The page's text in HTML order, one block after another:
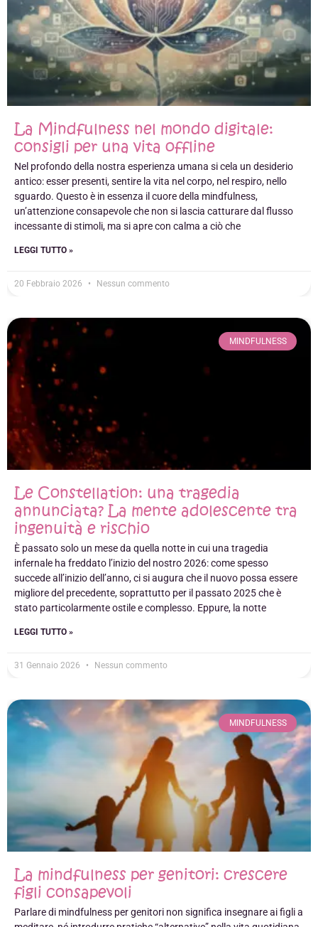
La Mindfulness nel mondo digitale:
consigli per una vita offline
Nel profondo della nostra esperienza umana si cela un desiderio
antico: esser presenti, sentire la vita nel corpo, nel respiro, nello
sguardo. Questo è in essenza il cuore della mindfulness,
un’attenzione consapevole che non si lascia catturare dal flusso
incessante di stimoli, ma si apre con calma a ciò che
LEGGI TUTTO »
20 Febbraio 2026 Nessun commento
MINDFULNESS
Le Constellation: una tragedia
annunciata? La mente adolescente tra
ingenuità e rischio
È passato solo un mese da quella notte in cui una tragedia
infernale ha freddato l’inizio del nostro 2026: come spesso
succede all’inizio dell’anno, ci si augura che il nuovo possa essere
migliore del precedente, soprattutto per il passato 2025 che è
stato particolarmente ostile e complesso. Eppure, la notte
LEGGI TUTTO »
31 Gennaio 2026 Nessun commento
MINDFULNESS
La mindfulness per genitori: crescere
figli consapevoli
Parlare di mindfulness per genitori non significa insegnare ai figli a